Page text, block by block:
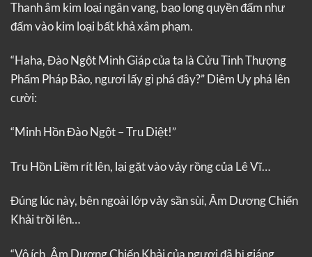
Thanh âm kim loại ngân vang, bạo long quyền đấm như
đấm vào kim loại bất khả xâm phạm.
“Haha, Đào Ngột Minh Giáp của ta là Cửu Tinh Thượng
Phẩm Pháp Bảo, ngươi lấy gì phá đây?” Diêm Uy phá lên
cười:
“Minh Hồn Đào Ngột – Tru Diệt!”
Tru Hồn Liềm rít lên, lại gặt vào vảy rồng của Lê Vĩ…
Đúng lúc này, bên ngoài lớp vảy sần sùi, Âm Dương Chiến
Khải trồi lên…
“Vô ích, Âm Dương Chiến Khải của ngươi đã bị giáng